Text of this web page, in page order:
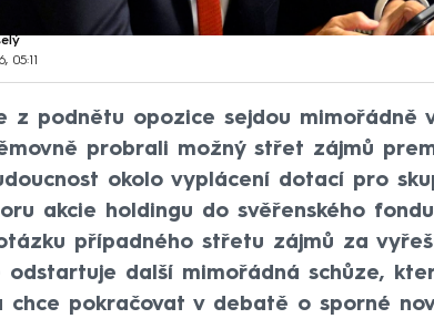
05:11
z podnětu opozice sejdou mimořádně
probrali možný střet zájmů
okolo vyplácení dotací pro
akcie holdingu do svěřenského fondu
případného střetu zájmů za
odstartuje další mimořádná schůze,
chce pokračovat v debatě o sporné